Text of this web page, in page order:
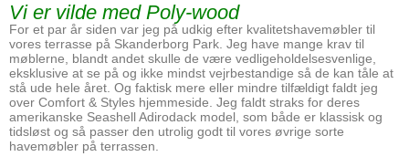
Vi er vilde med Poly-wood
For et par år siden var jeg på udkig efter kvalitetshavemøbler til
vores terrasse på Skanderborg Park. Jeg have mange krav til
møblerne, blandt andet skulle de være vedligeholdelsesvenlige,
eksklusive at se på og ikke mindst vejrbestandige så de kan tåle at
stå ude hele året. Og faktisk mere eller mindre tilfældigt faldt jeg
over Comfort & Styles hjemmeside. Jeg faldt straks for deres
amerikanske Seashell Adirodack model, som både er klassisk og
tidsløst og så passer den utrolig godt til vores øvrige sorte
havemøbler på terrassen.